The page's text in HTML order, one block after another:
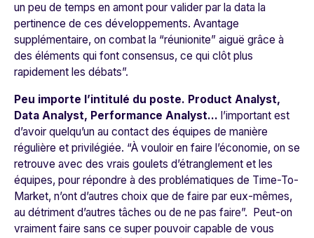
un peu de temps en amont pour valider par la data la
pertinence de ces développements. Avantage
supplémentaire, on combat la “réunionite” aiguë grâce à
des éléments qui font consensus, ce qui clôt plus
rapidement les débats”.
Peu importe l’intitulé du poste. Product Analyst,
Data Analyst, Performance Analyst… l’important est
d’avoir quelqu’un au contact des équipes de manière
régulière et privilégiée. “À vouloir en faire l’économie, on se
retrouve avec des vrais goulets d’étranglement et les
équipes, pour répondre à des problématiques de Time-To-
Market, n’ont d’autres choix que de faire par eux-mêmes,
au détriment d’autres tâches ou de ne pas faire”. Peut-on
vraiment faire sans ce super pouvoir capable de vous